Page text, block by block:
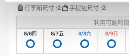
行李箱尺寸 :2 手提包尺寸 :2
利用可能時間
8/6四 8/7五 8/8六 8/9日